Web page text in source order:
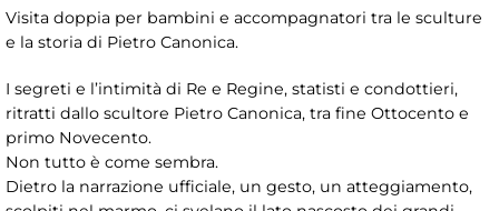
Visita doppia per bambini e accompagnatori tra le sculture
e la storia di Pietro Canonica.
I segreti e l’intimità di Re e Regine, statisti e condottieri,
ritratti dallo scultore Pietro Canonica, tra fine Ottocento e
primo Novecento.
Non tutto è come sembra.
Dietro la narrazione ufficiale, un gesto, un atteggiamento,